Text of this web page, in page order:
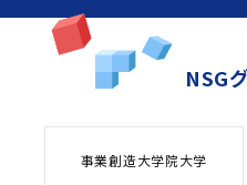
NSG
事業創造大学院大学